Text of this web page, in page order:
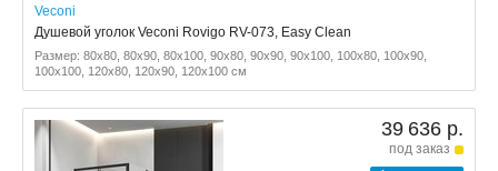
Veconi
Душевой уголок Veconi Rovigo RV-073, Easy Clean
Размер: 80x80, 80x90, 80x100, 90x80, 90x90, 90x100, 100x80, 100x90,
100x100, 120x80, 120x90, 120x100 см
39 636 р.
под заказ